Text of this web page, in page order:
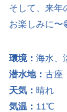
そして、来
お楽しみに〜
環境： 海水、
潜水地： 古座
天気： 晴れ
気温： 11℃